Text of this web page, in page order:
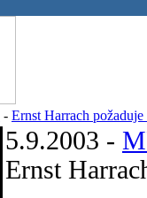
- Ernst Harrach
5.9.2003 -
Ernst